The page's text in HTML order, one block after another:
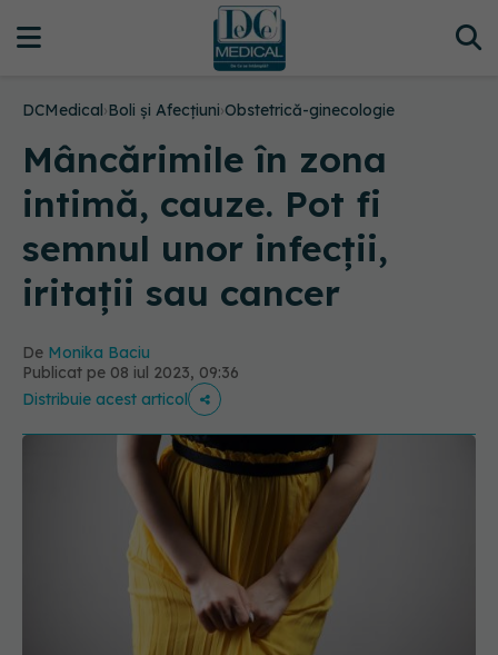
DCMedical›Boli și Afecțiuni›Obstetrică-ginecologie
Mâncărimile în zona
intimă, cauze. Pot fi
semnul unor infecții,
iritații sau cancer
De Monika Baciu
Publicat pe 08 iul 2023, 09:36
Distribuie acest articol